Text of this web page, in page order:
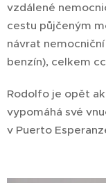
vzdálené
cestu půjčeným
návrat
benzín), celkem
Rodolfo je opět
vypomáhá své
v Puerto